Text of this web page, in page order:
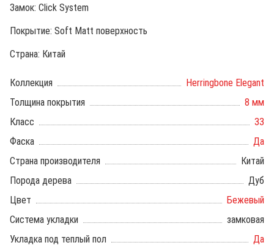
Замок: Click System
Покрытие: Soft Matt поверхность
Страна: Китай
Коллекция
Herringbone Elegant
Толщина покрытия
8 мм
Класс
33
Фаска
Да
Страна производителя
Китай
Порода дерева
Дуб
Цвет
Бежевый
Система укладки
замковая
Укладка под теплый пол
Да